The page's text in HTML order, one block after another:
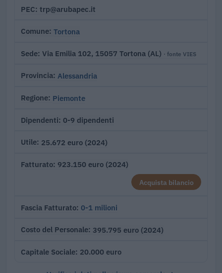
PEC trp@arubapec.it
Comune Tortona
Sede Via Emilia 102, 15057 Tortona (AL) · fonte VIES
Provincia Alessandria
Regione Piemonte
Dipendenti 0-9 dipendenti
Utile 25.672 euro (2024)
Fatturato 923.150 euro (2024)
Acquista bilancio
Fascia Fatturato 0-1 milioni
Costo del Personale 395.795 euro (2024)
Capitale Sociale 20.000 euro